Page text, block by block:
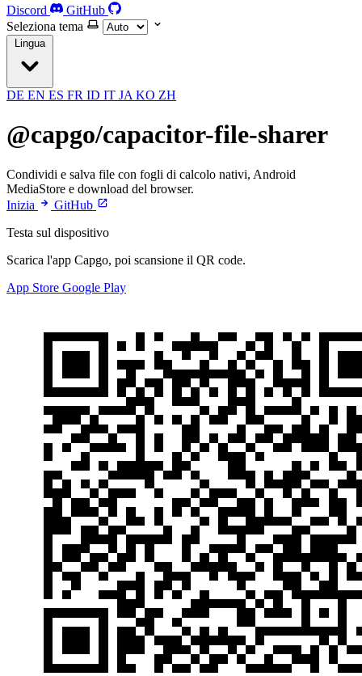
Discord
GitHub
Seleziona tema
Lingua
DE EN ES FR ID IT JA KO ZH
@capgo/capacitor-file-sharer
Condividi e salva file con fogli di calcolo nativi, Android
MediaStore e download del browser.
Inizia
GitHub
Testa sul dispositivo
Scarica l'app Capgo, poi scansione il QR code.
App Store Google Play